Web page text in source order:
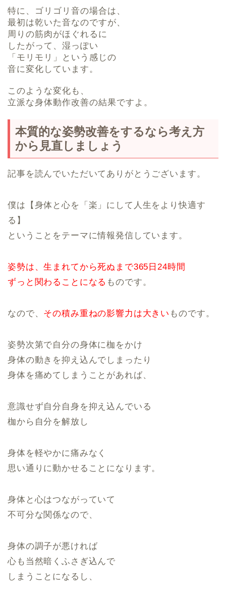
特に、ゴリゴリ音の場合は、
最初は乾いた音なのですが、
周りの筋肉がほぐれるに
したがって、湿っぽい
「モリモリ」という感じの
音に変化しています。
このような変化も、
立派な身体動作改善の結果ですよ。
本質的な姿勢改善をするなら考え方
から見直しましょう
記事を読んでいただいてありがとうございます。
僕は【身体と心を「楽」にして人生をより快適す
る】
ということをテーマに情報発信しています。
姿勢は、生まれてから死ぬまで365日24時間
ずっと関わることになる ものです。
なので、 その積み重ねの影響力は大きい ものです。
姿勢次第で自分の身体に枷をかけ
身体の動きを抑え込んでしまったり
身体を痛めてしまうことがあれば、
意識せず自分自身を抑え込んでいる
枷から自分を解放し
身体を軽やかに痛みなく
思い通りに動かせることになります。
身体と心はつながっていて
不可分な関係なので、
身体の調子が悪ければ
心も当然暗くふさぎ込んで
しまうことになるし、